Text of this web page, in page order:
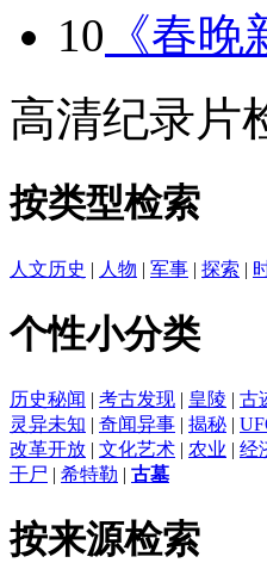
10 《春
高清纪录片
按类型检索
人文历史 | 人物 | 军事 | 探索 |
个性小分类
历史秘闻 | 考古发现 | 皇陵 | 古
灵异未知 | 奇闻异事 | 揭秘 |
改革开放 | 文化艺术 | 农业 | 经
干尸 | 希特勒 | 古墓
按来源检索